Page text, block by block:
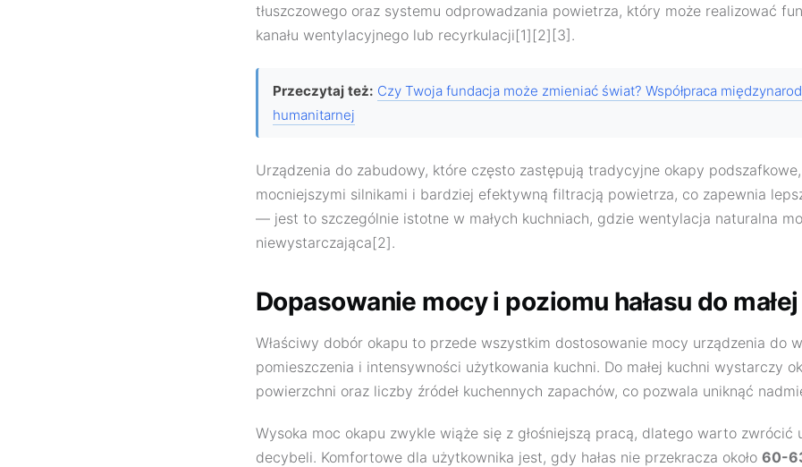
tłuszczowego oraz systemu odprowadzania powietrza, który może realizować
kanału wentylacyjnego lub recyrkulacji[1][2][3].
Przeczytaj też: Czy Twoja fundacja może zmieniać świat? Współpraca
humanitarnej
Urządzenia do zabudowy, które często zastępują tradycyjne okapy
mocniejszymi silnikami i bardziej efektywną filtracją powietrza, co zapewnia
— jest to szczególnie istotne w małych kuchniach, gdzie wentylacja naturalna
niewystarczająca[2].
Dopasowanie mocy i poziomu hałasu do
Właściwy dobór okapu to przede wszystkim dostosowanie mocy urządzenia do
pomieszczenia i intensywności użytkowania kuchni. Do małej kuchni wystarczy
powierzchni oraz liczby źródeł kuchennych zapachów, co pozwala uniknąć
Wysoka moc okapu zwykle wiąże się z głośniejszą pracą, dlatego warto zwrócić
decybeli. Komfortowe dla użytkownika jest, gdy hałas nie przekracza około 60-